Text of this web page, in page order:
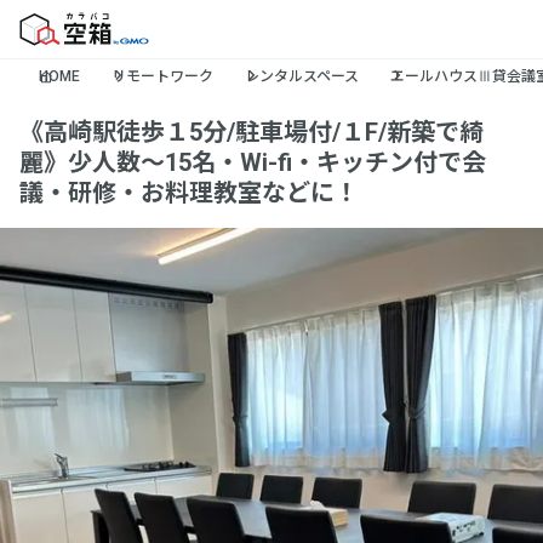
HOME リモートワーク レンタルスペース エールハウスⅢ貸会議
《高崎駅徒歩１5分/駐車場付/１F/新築で綺
麗》少人数～15名・Wi-fi・キッチン付で会
議・研修・お料理教室などに！